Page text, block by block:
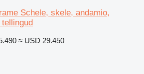
Schele, skele, andamio,
≈ USD 29.450